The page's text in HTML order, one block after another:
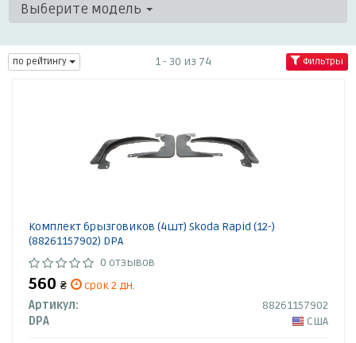
Выберите модель
по рейтингу 1 - 30 из 74 Фильтры
Комплект брызговиков (4шт) Skoda Rapid (12-)
(88261157902) DPA
0 отзывов
560 ₴
срок 2 дн.
Артикул:
88261157902
DPA
США